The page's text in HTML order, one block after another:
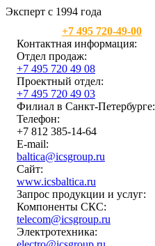
Эксперт с 1994 года
+7 495 720-49-00
Контактная информация:
Отдел продаж:
+7 495 720 49 08
Проектный отдел:
+7 495 720 49 03
Филиал в Санкт-Петербурге:
Телефон:
+7 812 385-14-64
E-mail:
baltica@icsgroup.ru
Сайт:
www.icsbaltica.ru
Запрос продукции и услуг:
Компоненты СКС:
telecom@icsgroup.ru
Электротехника: